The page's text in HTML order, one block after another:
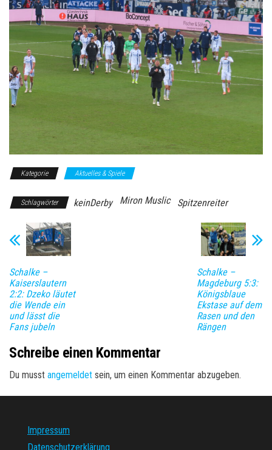
Kategorie Aktuelles & Spiele
Schlagwörter keinDerby Miron Muslic Spitzenreiter
Schalke –
Kaiserslautern
2:2: Dzeko läutet
die Wende ein
und lässt die
Fans jubeln
Schalke –
Magdeburg 5:3:
Königsblaue
Ekstase auf dem
Rasen und den
Rängen
Schreibe einen Kommentar
Du musst angemeldet sein, um einen Kommentar abzugeben.
Impressum
Datenschutzerklärung